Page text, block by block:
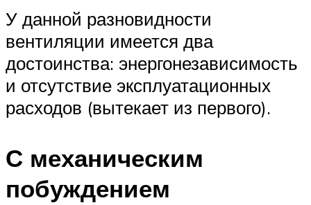
У данной разновидности
вентиляции имеется два
достоинства: энергонезависимость
и отсутствие эксплуатационных
расходов (вытекает из первого).
С механическим
побуждением